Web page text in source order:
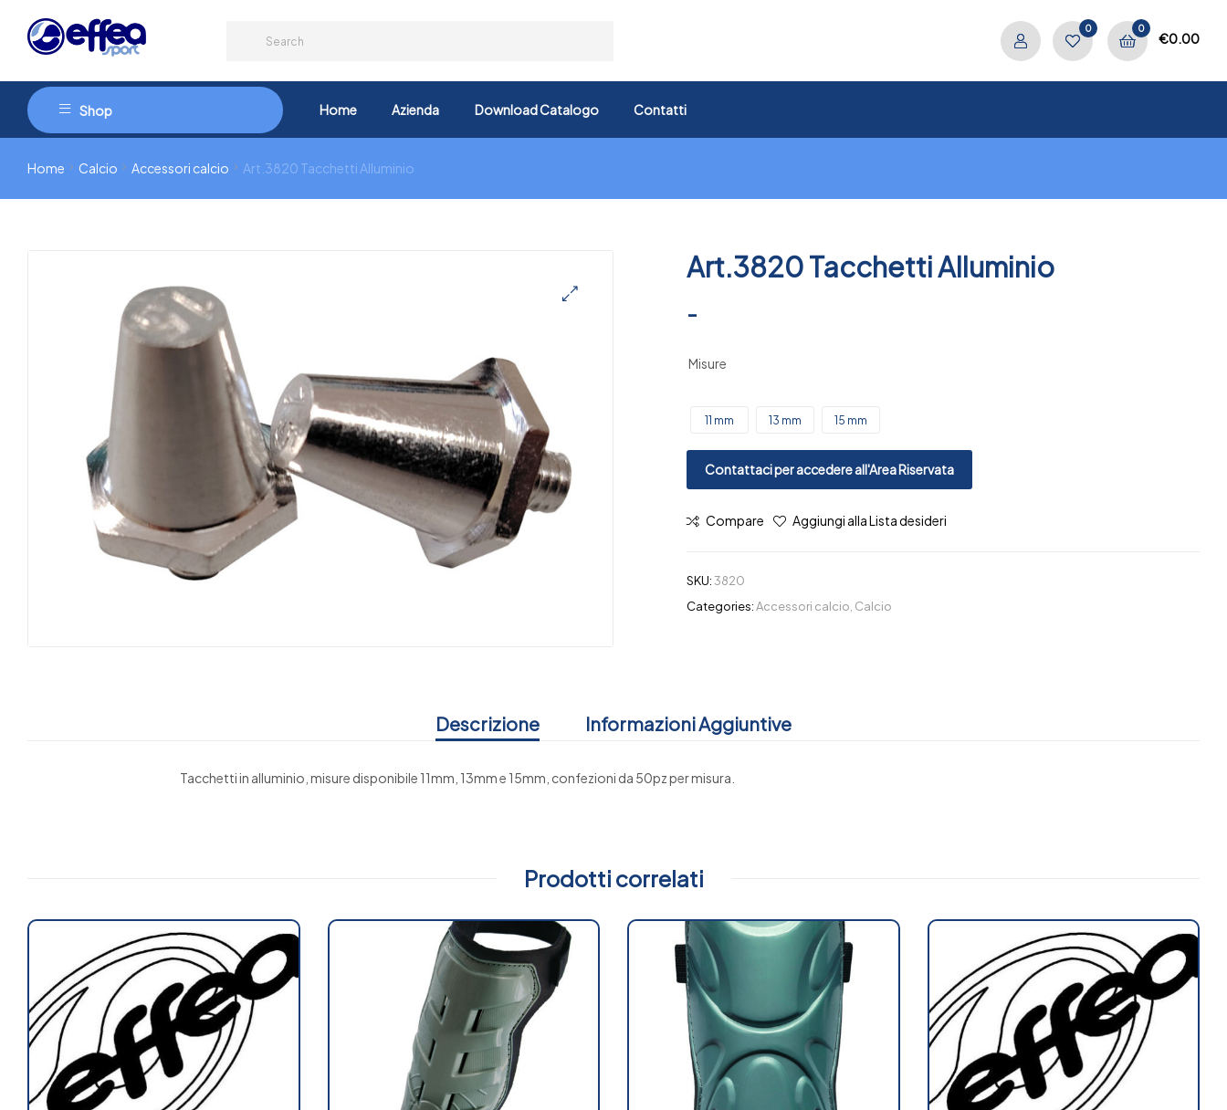
0 0
€0.00
Shop Home Azienda Download Catalogo Contatti
Home Calcio Accessori calcio Art.3820 Tacchetti Alluminio
Art.3820 Tacchetti Alluminio
-
Misure
11 mm 13 mm 15 mm
Contattaci per accedere all'Area Riservata
Compare Aggiungi alla Lista desideri
SKU: 3820
Categories:Accessori calcio, Calcio
Descrizione Informazioni Aggiuntive
Tacchetti in alluminio, misure disponibile 11mm, 13mm e 15mm, confezioni da 50pz per misura.
Prodotti correlati